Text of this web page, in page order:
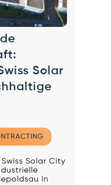
Solar
Solar City
in